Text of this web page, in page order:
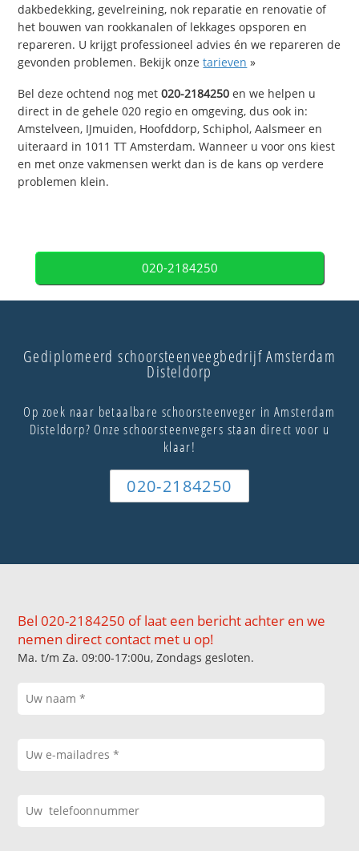
dakbedekking, gevelreining, nok reparatie en renovatie of
het bouwen van rookkanalen of lekkages opsporen en
repareren. U krijgt professioneel advies én we repareren de
gevonden problemen. Bekijk onzetarieven »
Bel deze ochtend nog met020-2184250 en we helpen u
direct in de gehele 020 regio en omgeving, dus ook in:
Amstelveen, IJmuiden, Hoofddorp, Schiphol, Aalsmeer en
uiteraard in 1011 TT Amsterdam. Wanneer u voor ons kiest
en met onze vakmensen werkt dan is de kans op verdere
problemen klein.
020-2184250
Gediplomeerd schoorsteenveegbedrijf Amsterdam
Disteldorp
Op zoek naar betaalbare schoorsteenveger in Amsterdam
Disteldorp? Onze schoorsteenvegers staan direct voor u
klaar!
020-2184250
Bel 020-2184250 of laat een bericht achter en we
nemen direct contact met u op!
Ma. t/m Za. 09:00-17:00u, Zondags gesloten.